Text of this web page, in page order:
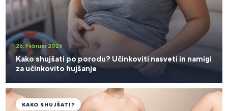
26. Februar 2026
Kako shujšati po porodu? Učinkoviti nasveti in namigi
za učinkovito hujšanje
KAKO SHUJŠATI?